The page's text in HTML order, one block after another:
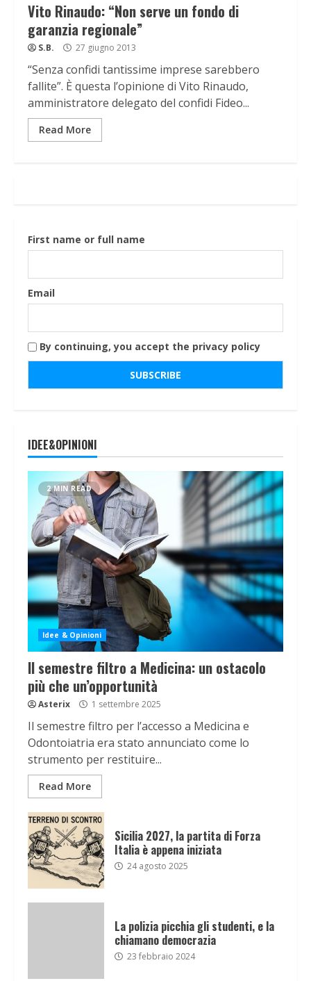
Vito Rinaudo: “Non serve un fondo di
garanzia regionale”
S.B. 27 giugno 2013
“Senza confidi tantissime imprese sarebbero
fallite”. È questa l’opinione di Vito Rinaudo,
amministratore delegato del confidi Fideo...
Read More
First name or full name
Email
By continuing, you accept the privacy policy
IDEE&OPINIONI
2 MIN READ
Idee & Opinioni
Il semestre filtro a Medicina: un ostacolo
più che un’opportunità
Asterix 1 settembre 2025
Il semestre filtro per l’accesso a Medicina e
Odontoiatria era stato annunciato come lo
strumento per restituire...
Read More
Sicilia 2027, la partita di Forza
Italia è appena iniziata
24 agosto 2025
La polizia picchia gli studenti, e la
chiamano democrazia
23 febbraio 2024